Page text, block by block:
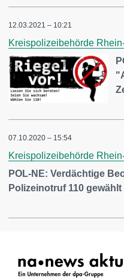
12.03.2021 – 10:21
Kreispolizeibehörde
07.10.2020 – 15:54
Kreispolizeibehörde
POL-NE: Verdächtige
Polizeinotruf 110 gewählt